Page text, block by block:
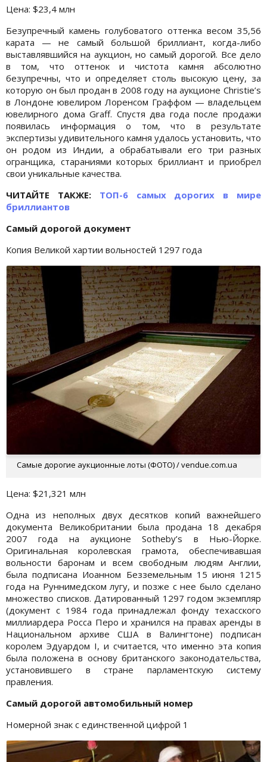
Цена: $23,4 млн
Безупречный камень голубоватого оттенка весом 35,56
карата — не самый большой бриллиант, когда-либо
выставлявшийся на аукцион, но самый дорогой. Все дело
в том, что оттенок и чистота камня абсолютно
безупречны, что и определяет столь высокую цену, за
которую он был продан в 2008 году на аукционе Christie’s
в Лондоне ювелиром Лоренсом Граффом — владельцем
ювелирного дома Graff. Спустя два года после продажи
появилась информация о том, что в результате
экспертизы удивительного камня удалось установить, что
он родом из Индии, а обрабатывали его три разных
огранщика, стараниями которых бриллиант и приобрел
свои уникальные качества.
ЧИТАЙТЕ ТАКЖЕ: ТОП-6 самых дорогих в мире
бриллиантов
Самый дорогой документ
Копия Великой хартии вольностей 1297 года
Самые дорогие аукционные лоты (ФОТО) / vendue.com.ua
Цена: $21,321 млн
Одна из неполных двух десятков копий важнейшего
документа Великобритании была продана 18 декабря
2007 года на аукционе Sotheby’s в Нью-Йорке.
Оригинальная королевская грамота, обеспечивавшая
вольности баронам и всем свободным людям Англии,
была подписана Иоанном Безземельным 15 июня 1215
года на Руннимедском лугу, и позже с нее было сделано
множество списков. Датированный 1297 годом экземпляр
(документ с 1984 года принадлежал фонду техасского
миллиардера Росса Перо и хранился на правах аренды в
Национальном архиве США в Валингтоне) подписан
королем Эдуардом I, и считается, что именно эта копия
была положена в основу британского законодательства,
установившего в стране парламентскую систему
правления.
Самый дорогой автомобильный номер
Номерной знак с единственной цифрой 1